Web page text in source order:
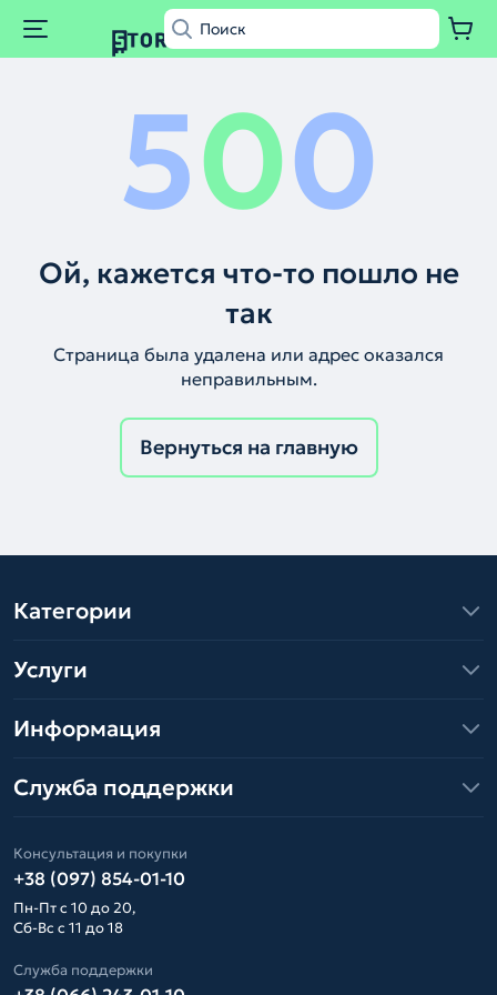
500
Ой, кажется что-то пошло не
так
Страница была удалена или адрес оказался
неправильным.
Вернуться на главную
Категории
Услуги
Информация
Служба поддержки
Консультация и покупки
+38 (097) 854-01-10
Пн-Пт с 10 до 20,
Сб-Вс с 11 до 18
Служба поддержки